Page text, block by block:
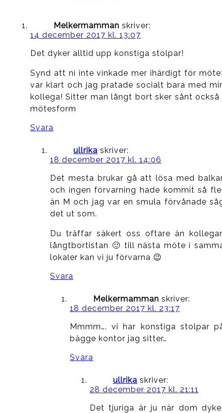
Melkermamman skriver:
14 december 2017 kl. 13:07
Det dyker alltid upp konstiga stolpar!
Synd att ni inte vinkade mer ihärdigt för
var klart och jag pratade socialt bara med
kollega! Sitter man långt bort sker sånt också
mötesform
Svara
ullrika skriver:
18 december 2017 kl. 14:06
Det mesta brukar gå att lösa med
och ingen förvarning hade kommit så
än M och jag var en smula förvånade
det ut som.
Du träffar säkert oss oftare än
långtbortistan 🙂 till nästa möte i
lokaler kan vi ju förvarna 😉
Svara
Melkermamman skriver:
18 december 2017 kl. 23:17
Mmmm…. vi har konstiga stolpar
bägge kontor jag sitter…
Svara
ullrika skriver:
28 december 2017 kl. 21:11
Det tjuriga är ju när dom